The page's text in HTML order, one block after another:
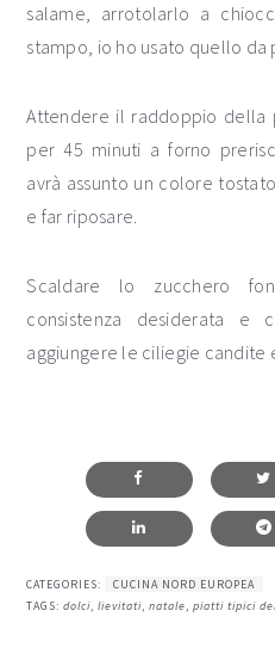
salame, arrotolarlo a
stampo, io ho usato quello
Attendere il raddoppio della
per 45 minuti a forno
avrà assunto un colore
e far riposare.
Scaldare lo zucchero
consistenza desiderata e
aggiungere le ciliegie candite
CATEGORIES:
CUCINA NORD EUROPEA
TAGS:dolci,lievitati,natale,piatti tipici